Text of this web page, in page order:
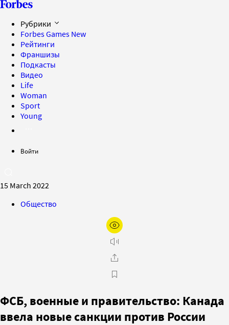
Рубрики
Forbes Games New
Рейтинги
Франшизы
Подкасты
Видео
Life
Woman
Sport
Young
Войти
15 March 2022
Общество
ФСБ, военные и правительство: Канада
ввела новые санкции против России